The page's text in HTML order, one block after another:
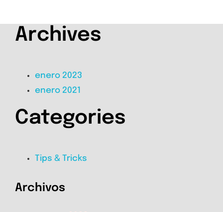
Archives
enero 2023
enero 2021
Categories
Tips & Tricks
Archivos